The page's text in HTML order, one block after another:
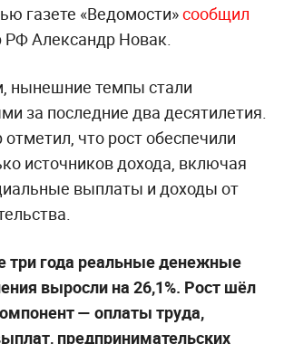
газете «Ведомости»сообщил
РФ Александр Новак.
нынешние темпы стали
за последние два десятилетия.
что рост обеспечили
источников дохода, включая
выплаты и доходы от
три года реальные денежные
выросли на 26,1%. Рост шёл
— оплаты труда,
предпринимательских